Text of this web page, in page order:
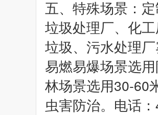
五、特殊场景：
垃圾处理厂、化
垃圾、污水处理
易燃易爆场景选
林场景选用30-60
虫害防治。电话